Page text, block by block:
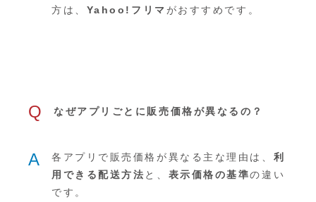
方は、 Yahoo!フリマ がおすすめです。
Q なぜアプリごとに販売価格が異なるの？
A 各アプリで販売価格が異なる主な理由は、 利
用できる配送方法 と、 表示価格の基準の違い
です。